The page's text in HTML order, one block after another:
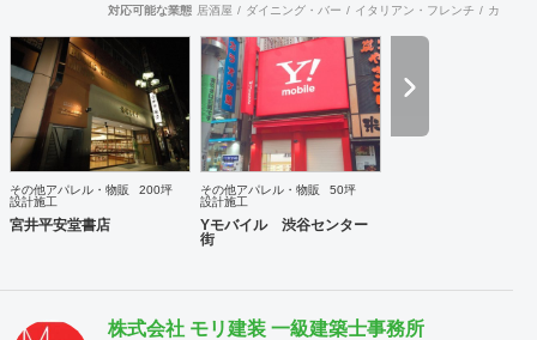
思い描いていることをどのように表現していいのかお困りの
培ってきた当社ならではのノウハウでご提案いたします。
対応可能な業態 居酒屋 ダイニング・バー イタリアン・フレンチ カフェ
その他アパレル・物販
200坪
設計施工
宮井平安堂書店
その他アパレル・物販
50坪
設計施工
Yモバイル 渋谷センター
街
株式会社 モリ建装 一級建築士事務所